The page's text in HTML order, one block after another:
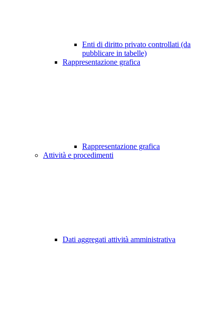
Enti di diritto privato controllati (da
pubblicare in tabelle)
Rappresentazione grafica
Rappresentazione grafica
Attività e procedimenti
Dati aggregati attività amministrativa